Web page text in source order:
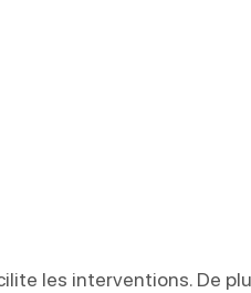
les interventions. De